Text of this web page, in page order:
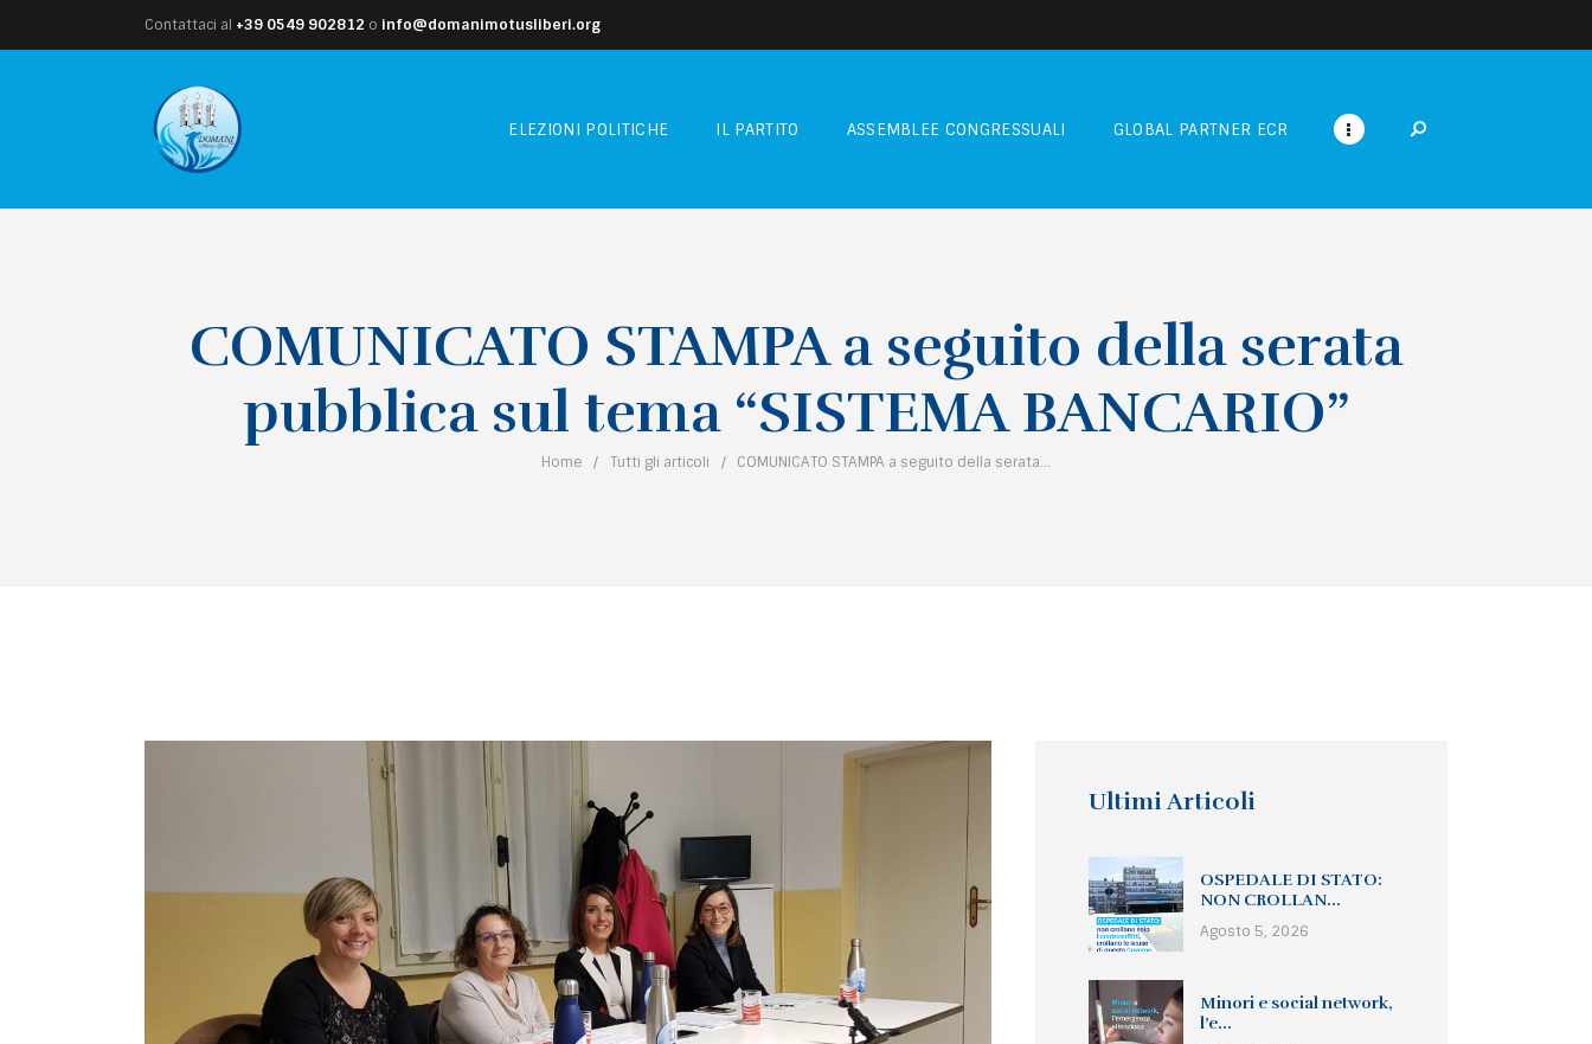
Contattaci al +39 0549 902812 o info@domanimotusliberi.org
ELEZIONI POLITICHE IL PARTITO ASSEMBLEE CONGRESSUALI GLOBAL PARTNER ECR
COMUNICATO STAMPA a seguito della serata
pubblica sul tema “SISTEMA BANCARIO”
Home Tutti gli articoli COMUNICATO STAMPA a seguito della serata...
Ultimi Articoli
OSPEDALE DI STATO:
NON CROLLAN...
Agosto 5, 2026
Minori e social network,
l’e...